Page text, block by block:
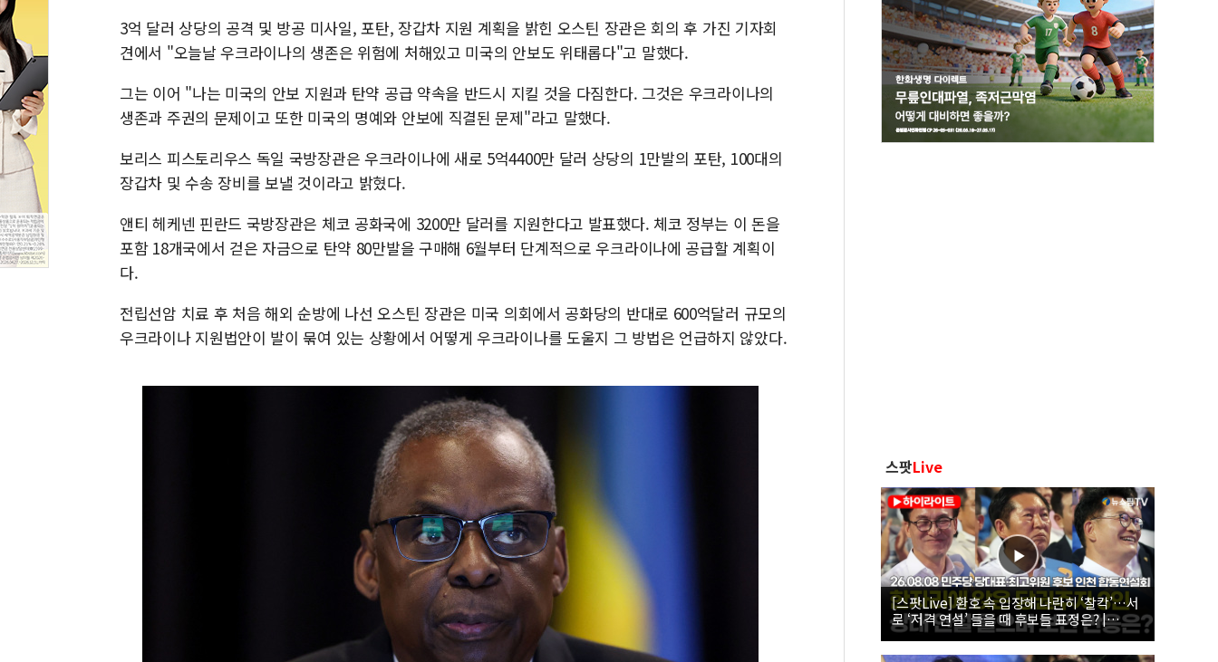
3억 달러 상당의 공격 및 방공 미사일, 포탄, 장갑차 지원 계획을 밝힌 오스틴 장관은 회의 후 가진 기자회
견에서 "오늘날 우크라이나의 생존은 위험에 처해있고 미국의 안보도 위태롭다"고 말했다.
그는 이어 "나는 미국의 안보 지원과 탄약 공급 약속을 반드시 지킬 것을 다짐한다. 그것은 우크라이나의
생존과 주권의 문제이고 또한 미국의 명예와 안보에 직결된 문제"라고 말했다.
보리스 피스토리우스 독일 국방장관은 우크라이나에 새로 5억4400만 달러 상당의 1만발의 포탄, 100대의
장갑차 및 수송 장비를 보낼 것이라고 밝혔다.
앤티 헤케넨 핀란드 국방장관은 체코 공화국에 3200만 달러를 지원한다고 발표했다. 체코 정부는 이 돈을
포함 18개국에서 걷은 자금으로 탄약 80만발을 구매해 6월부터 단계적으로 우크라이나에 공급할 계획이
다.
전립선암 치료 후 처음 해외 순방에 나선 오스틴 장관은 미국 의회에서 공화당의 반대로 600억달러 규모의
우크라이나 지원법안이 발이 묶여 있는 상황에서 어떻게 우크라이나를 도울지 그 방법은 언급하지 않았다.
스팟Live
[스팟Live] 환호 속 입장해 나란히 ‘찰칵’…서
로 ‘저격 연설’ 들을 때 후보들 표정은? |
26.08.08 더불어민주당 당대표·최고위원 후
보 인천 합동연설회